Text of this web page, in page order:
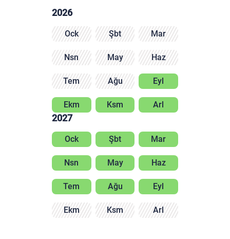
2026
Ock Şbt Mar
Nsn May Haz
Tem Ağu Eyl
Ekm Ksm Arl
2027
Ock Şbt Mar
Nsn May Haz
Tem Ağu Eyl
Ekm Ksm Arl